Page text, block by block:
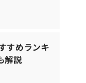
すめランキ
解説